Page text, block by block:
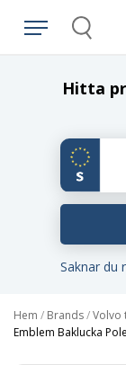
Search
Hitta
Saknar du
Hem / Brands/Volvo
Emblem Baklucka